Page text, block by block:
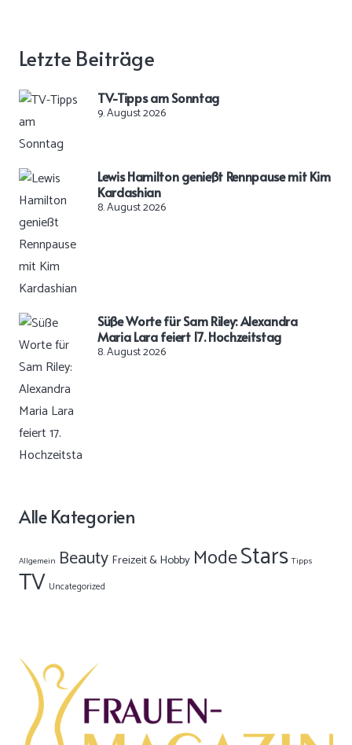
Letzte Beiträge
TV-Tipps am Sonntag
9. August 2026
Lewis Hamilton genießt Rennpause mit Kim
Kardashian
8. August 2026
Süße Worte für Sam Riley: Alexandra
Maria Lara feiert 17. Hochzeitstag
8. August 2026
Alle Kategorien
Allgemein Beauty Freizeit & Hobby ModeStars Tipps
TV Uncategorized